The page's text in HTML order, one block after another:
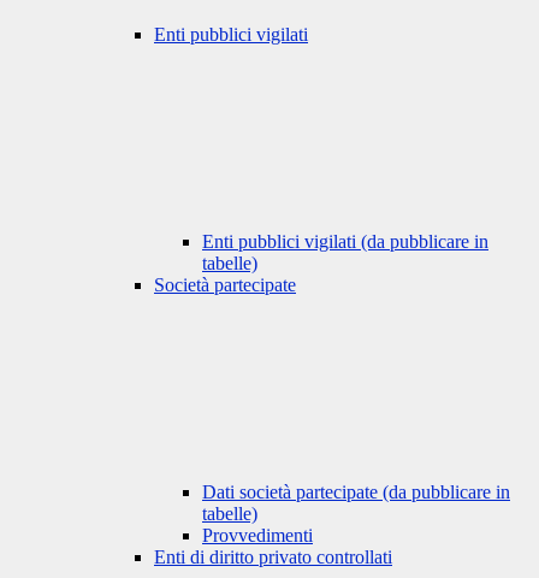
Enti pubblici vigilati
Enti pubblici vigilati (da pubblicare in
tabelle)
Società partecipate
Dati società partecipate (da pubblicare in
tabelle)
Provvedimenti
Enti di diritto privato controllati